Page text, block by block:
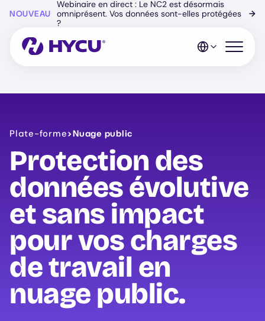
content
NOUVEAU
Webinaire en direct : Le NC2 est désormais
omniprésent. Vos données sont-elles protégées
?
→
Open
Plate-forme>Nuage public
Protection des
données évolutive
et sans impact
pour vos charges
de travail en
nuage public.